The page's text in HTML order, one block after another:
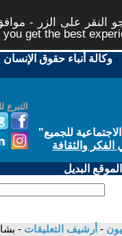
النقر على الزر -
get the best
-وكالة أنباء حقوق الإنسان
التبرع
للجميع"
والثقافة
البديل
- أرشيف التعليقات -